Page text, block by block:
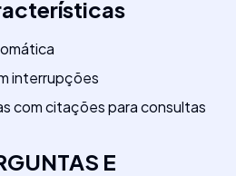
interrupções
com citações para consultas
E